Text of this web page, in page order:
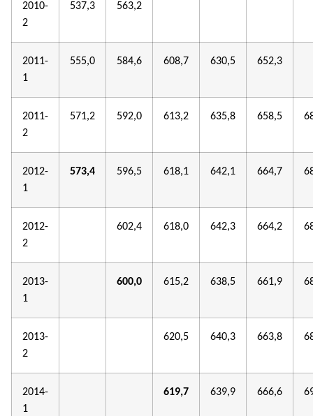
2010-
2
537,3 563,2
2011-
1
555,0 584,6 608,7 630,5 652,3
2011-
2
571,2 592,0 613,2 635,8 658,5
2012-
1
573,4 596,5 618,1 642,1 664,7
2012-
2
602,4 618,0 642,3 664,2
2013-
1
600,0 615,2 638,5 661,9
2013-
2
620,5 640,3 663,8
2014-
1
619,7 639,9 666,6